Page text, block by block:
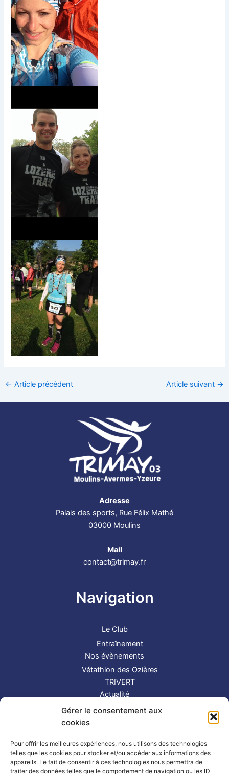
Gérer le consentement aux
cookies
Pour offrir les meilleures expériences, nous utilisons des technologies
telles que les cookies pour stocker et/ou accéder aux informations des
appareils. Le fait de consentir à ces technologies nous permettra de
traiter des données telles que le comportement de navigation ou les ID
← Article précédent Article suivant →
Adresse
Palais des sports, Rue Félix Mathé
03000 Moulins
Mail
contact@trimay.fr
Navigation
Le Club
Entraînement
Nos évènements
Vétathlon des Ozières
TRIVERT
Actualité
Contact
Suivez-nous !